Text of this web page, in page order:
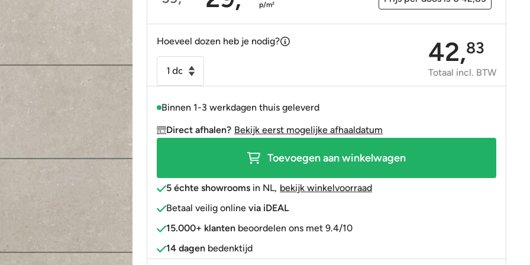
» Alle stijlen
Bruin
OP=OP tegels
Roze
Goud
» Alle kleuren
OP=OP tegels
Oorspronkelijke
was:
Huidige
is:
p/m2
Hoeveel dozen heb je nodig?
Vloertegel
Ulisse
natural
60x120
aantal
42,83
Totaal incl. BTW
Binnen 1-3 werkdagen thuis geleverd
Direct afhalen? Bekijk eerst mogelijke afhaaldatum
Toevoegen aan winkelwagen
5 échte showrooms in NL, bekijk winkelvoorraad
Betaal veilig online via iDEAL
15.000+ klanten beoordelen ons met 9.4/10
14 dagen bedenktijd